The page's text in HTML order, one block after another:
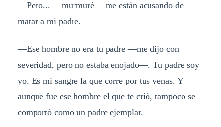
—Pero... —murmuré— me están acusando de
matar a mi padre.
—Ese hombre no era tu padre —me dijo con
severidad, pero no estaba enojado—. Tu padre soy
yo. Es mi sangre la que corre por tus venas. Y
aunque fue ese hombre el que te crió, tampoco se
comportó como un padre ejemplar.